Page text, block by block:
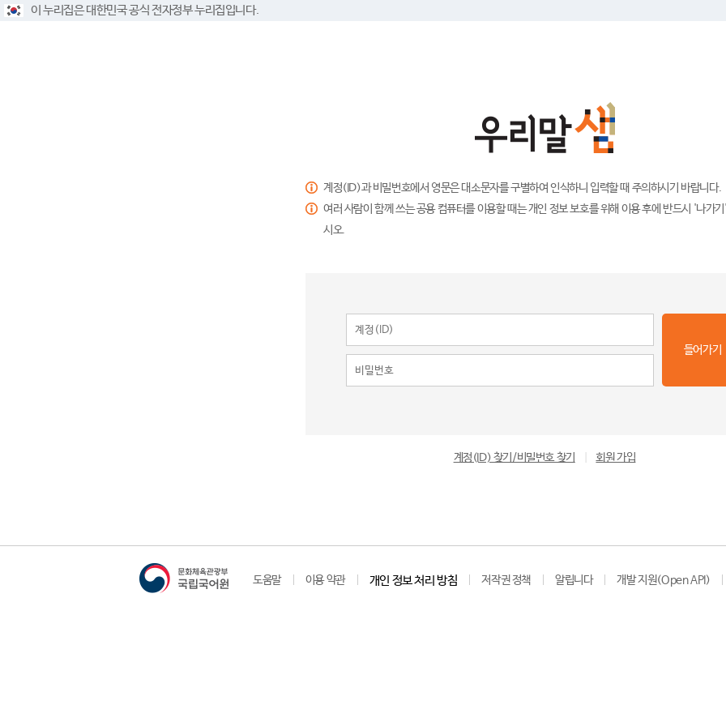
이 누리집은 대한민국 공식 전자정부 누리집입니다.
계정(ID)과 비밀번호에서 영문은 대소문자를 구별하여 인식하니 입력할 때 주의하시기 바랍니다.
여러 사람이 함께 쓰는 공용 컴퓨터를 이용할 때는 개인 정보 보호를 위해 이용 후에 반드시 '나가
시오.
들어가기
계정(ID) 찾기/비밀번호 찾기 회원 가입
도움말 이용 약관 개인 정보 처리 방침 저작권 정책 알립니다 개발 지원(Open API)